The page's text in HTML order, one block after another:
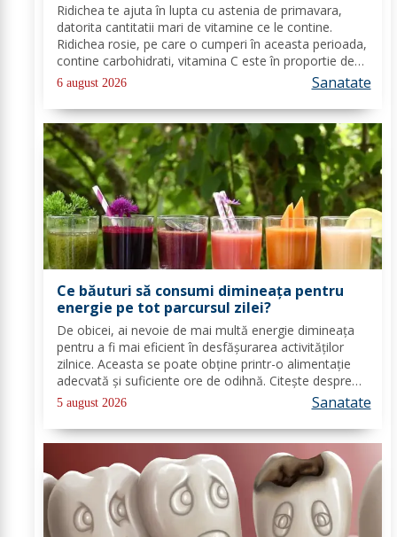
Ridichea te ajuta în lupta cu astenia de primavara,
datorita cantitatii mari de vitamine ce le contine.
Ridichea rosie, pe care o cumperi în aceasta perioada,
contine carbohidrati, vitamina C este în proportie de
25%, vitamina B, acid folic, potasiu, magneziu si multe
alte componente ce-ti sunt de...
6 august 2026 Sanatate
Ce băuturi să consumi dimineața pentru
energie pe tot parcursul zilei?
De obicei, ai nevoie de mai multă energie dimineața
pentru a fi mai eficient în desfășurarea activităților
zilnice. Aceasta se poate obține printr-o alimentație
adecvată și suficiente ore de odihnă. Citește despre
băuturile care pot oferi energie dimineața. În general,
oamenii aleg să bea cafea...
5 august 2026 Sanatate